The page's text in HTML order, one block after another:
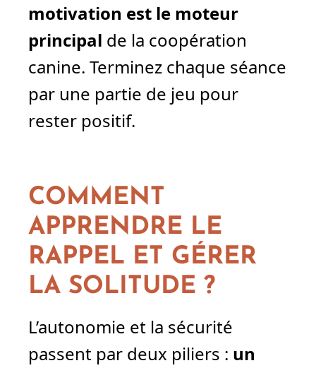
motivation est le moteur
principal de la coopération
canine. Terminez chaque séance
par une partie de jeu pour
rester positif.
COMMENT
APPRENDRE LE
RAPPEL ET GÉRER
LA SOLITUDE ?
L’autonomie et la sécurité
passent par deux piliers : un